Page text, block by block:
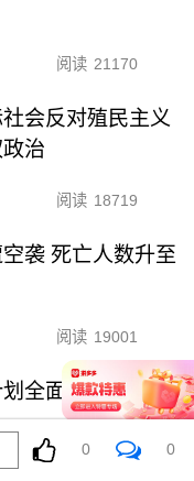
阅读 21170
会反对殖民主义
治
阅读 18719
袭 死亡人数升至
阅读 19001
全面禁止进口俄
0 0